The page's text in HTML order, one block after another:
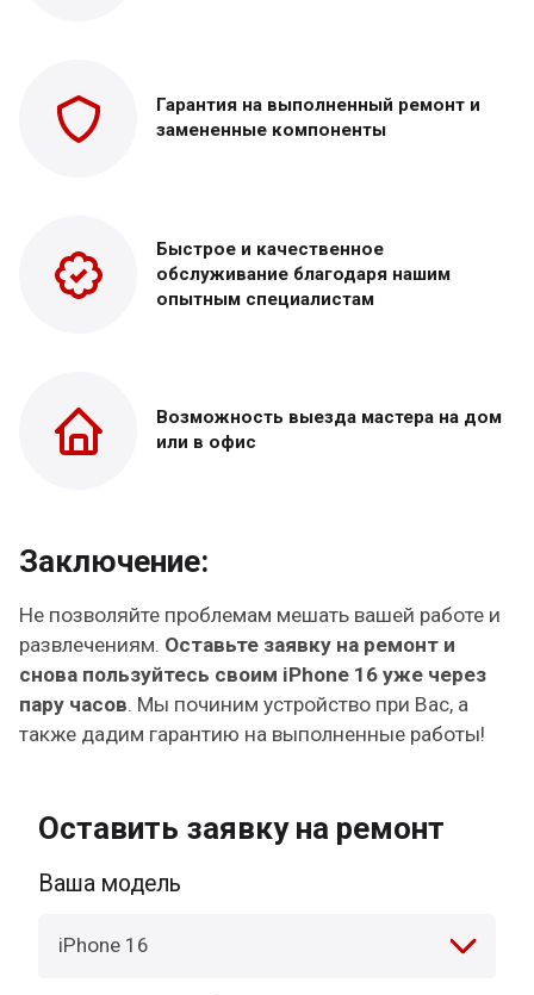
Гарантия на выполненный ремонт и
замененные компоненты
Быстрое и качественное
обслуживание благодаря нашим
опытным специалистам
Возможность выезда мастера на дом
или в офис
Заключение:
Не позволяйте проблемам мешать вашей работе и
развлечениям. Оставьте заявку на ремонт и
снова пользуйтесь своим iPhone 16 уже через
пару часов. Мы починим устройство при Вас, а
также дадим гарантию на выполненные работы!
Оставить заявку на ремонт
Ваша модель
iPhone 16